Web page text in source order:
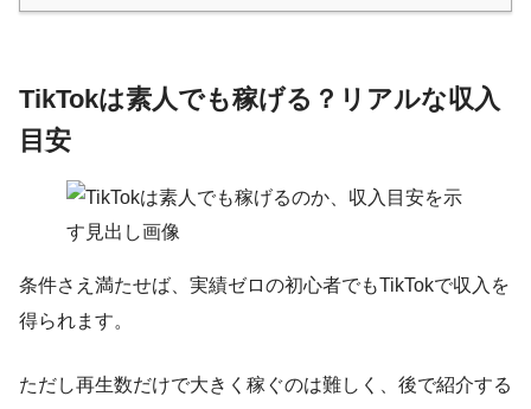
TikTokは素人でも稼げる？リアルな収入
目安
条件さえ満たせば、実績ゼロの初心者でもTikTokで収入を
得られます。
ただし再生数だけで大きく稼ぐのは難しく、後で紹介する